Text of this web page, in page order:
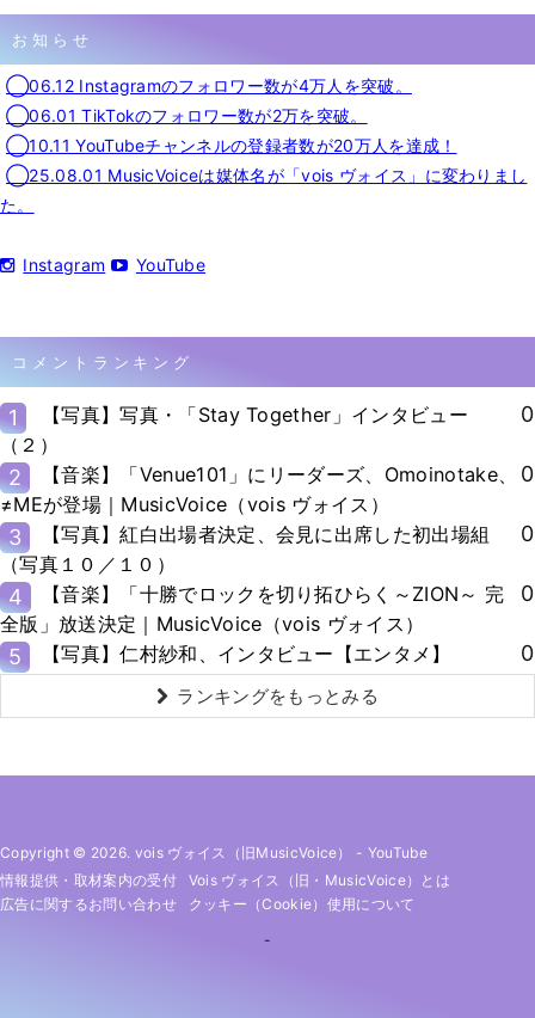
お知らせ
◯06.12 Instagramのフォロワー数が4万人を突破。
◯06.01 TikTokのフォロワー数が2万を突破。
◯10.11 YouTubeチャンネルの登録者数が20万人を達成！
◯25.08.01 MusicVoiceは媒体名が「vois ヴォイス」に変わりまし
た。
Instagram YouTube
コメントランキング
1
【写真】写真・「Stay Together」インタビュー
（２）
0
2
【音楽】「Venue101」にリーダーズ、Omoinotake、
≠MEが登場｜MusicVoice（vois ヴォイス）
0
3
【写真】紅白出場者決定、会見に出席した初出場組
（写真１０／１０）
0
4
【音楽】「十勝でロックを切り拓ひらく～ZION～ 完
全版」放送決定｜MusicVoice（vois ヴォイス）
0
5 【写真】仁村紗和、インタビュー【エンタメ】 0
ランキングをもっとみる
Copyright © 2026. vois ヴォイス（旧MusicVoice） - YouTube
情報提供・取材案内の受付
Vois ヴォイス（旧・MusicVoice）とは
広告に関するお問い合わせ
クッキー（cookie）使用について
-